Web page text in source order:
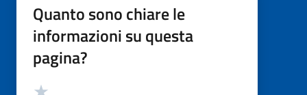
Quanto sono chiare le
informazioni su questa
pagina?
Valutazione